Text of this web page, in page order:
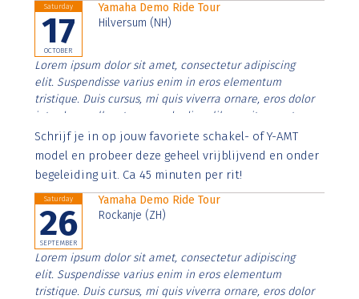
Saturday
17
OCTOBER
Yamaha Demo Ride Tour
Hilversum (NH)
Lorem ipsum dolor sit amet, consectetur adipiscing
elit. Suspendisse varius enim in eros elementum
tristique. Duis cursus, mi quis viverra ornare, eros dolor
interdum nulla, ut commodo diam libero vitae erat.
Aenean faucibus nibh et justo cursus id rutrum lorem
imperdiet. Nunc ut sem vitae risus tristique posuere.
Schrijf je in op jouw favoriete schakel- of Y-AMT
model en probeer deze geheel vrijblijvend en onder
begeleiding uit. Ca 45 minuten per rit!
Saturday
26
SEPTEMBER
Yamaha Demo Ride Tour
Rockanje (ZH)
Lorem ipsum dolor sit amet, consectetur adipiscing
elit. Suspendisse varius enim in eros elementum
tristique. Duis cursus, mi quis viverra ornare, eros dolor